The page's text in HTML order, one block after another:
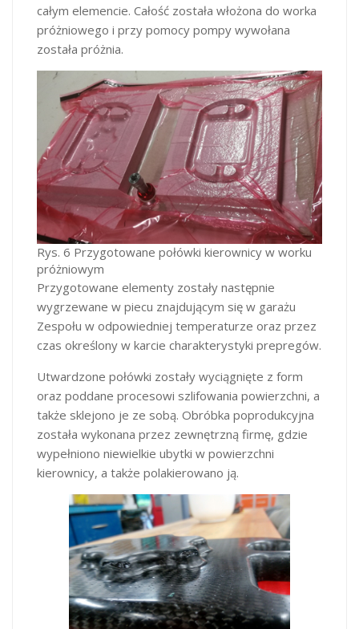
całym elemencie. Całość została włożona do worka
próżniowego i przy pomocy pompy wywołana
została próżnia.
Rys. 6 Przygotowane połówki kierownicy w worku
próżniowym
Przygotowane elementy zostały następnie
wygrzewane w piecu znajdującym się w garażu
Zespołu w odpowiedniej temperaturze oraz przez
czas określony w karcie charakterystyki prepregów.
Utwardzone połówki zostały wyciągnięte z form
oraz poddane procesowi szlifowania powierzchni, a
także sklejono je ze sobą. Obróbka poprodukcyjna
została wykonana przez zewnętrzną firmę, gdzie
wypełniono niewielkie ubytki w powierzchni
kierownicy, a także polakierowano ją.